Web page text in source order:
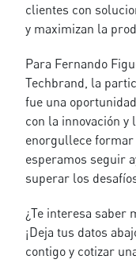
clientes con
y maximizan la
Para Fernando
Techbrand, la
fue una
con la innovación y
enorgullece
esperamos seguir
superar los
¿Te interesa saber
¡Deja tus datos
contigo y cotizar